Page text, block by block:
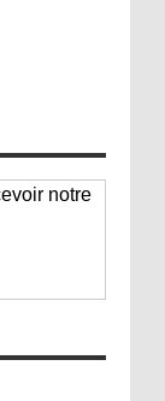
notre